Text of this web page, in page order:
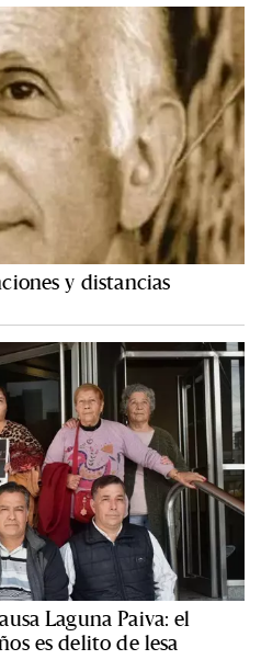
y distancias
Laguna Paiva: el
es delito de lesa